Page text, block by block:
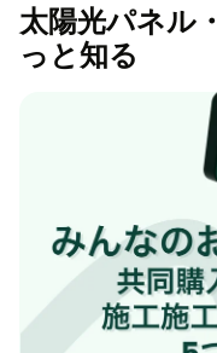
太陽光パネル
っと知る